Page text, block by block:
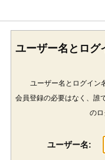
ユーザー名とログ
ユーザー名とログイン
会員登録の必要はなく、誰
のロ
ユーザー名: